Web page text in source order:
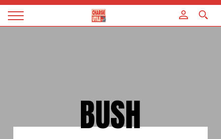
Magazine
BUSH
Panneau de gestion des cookies